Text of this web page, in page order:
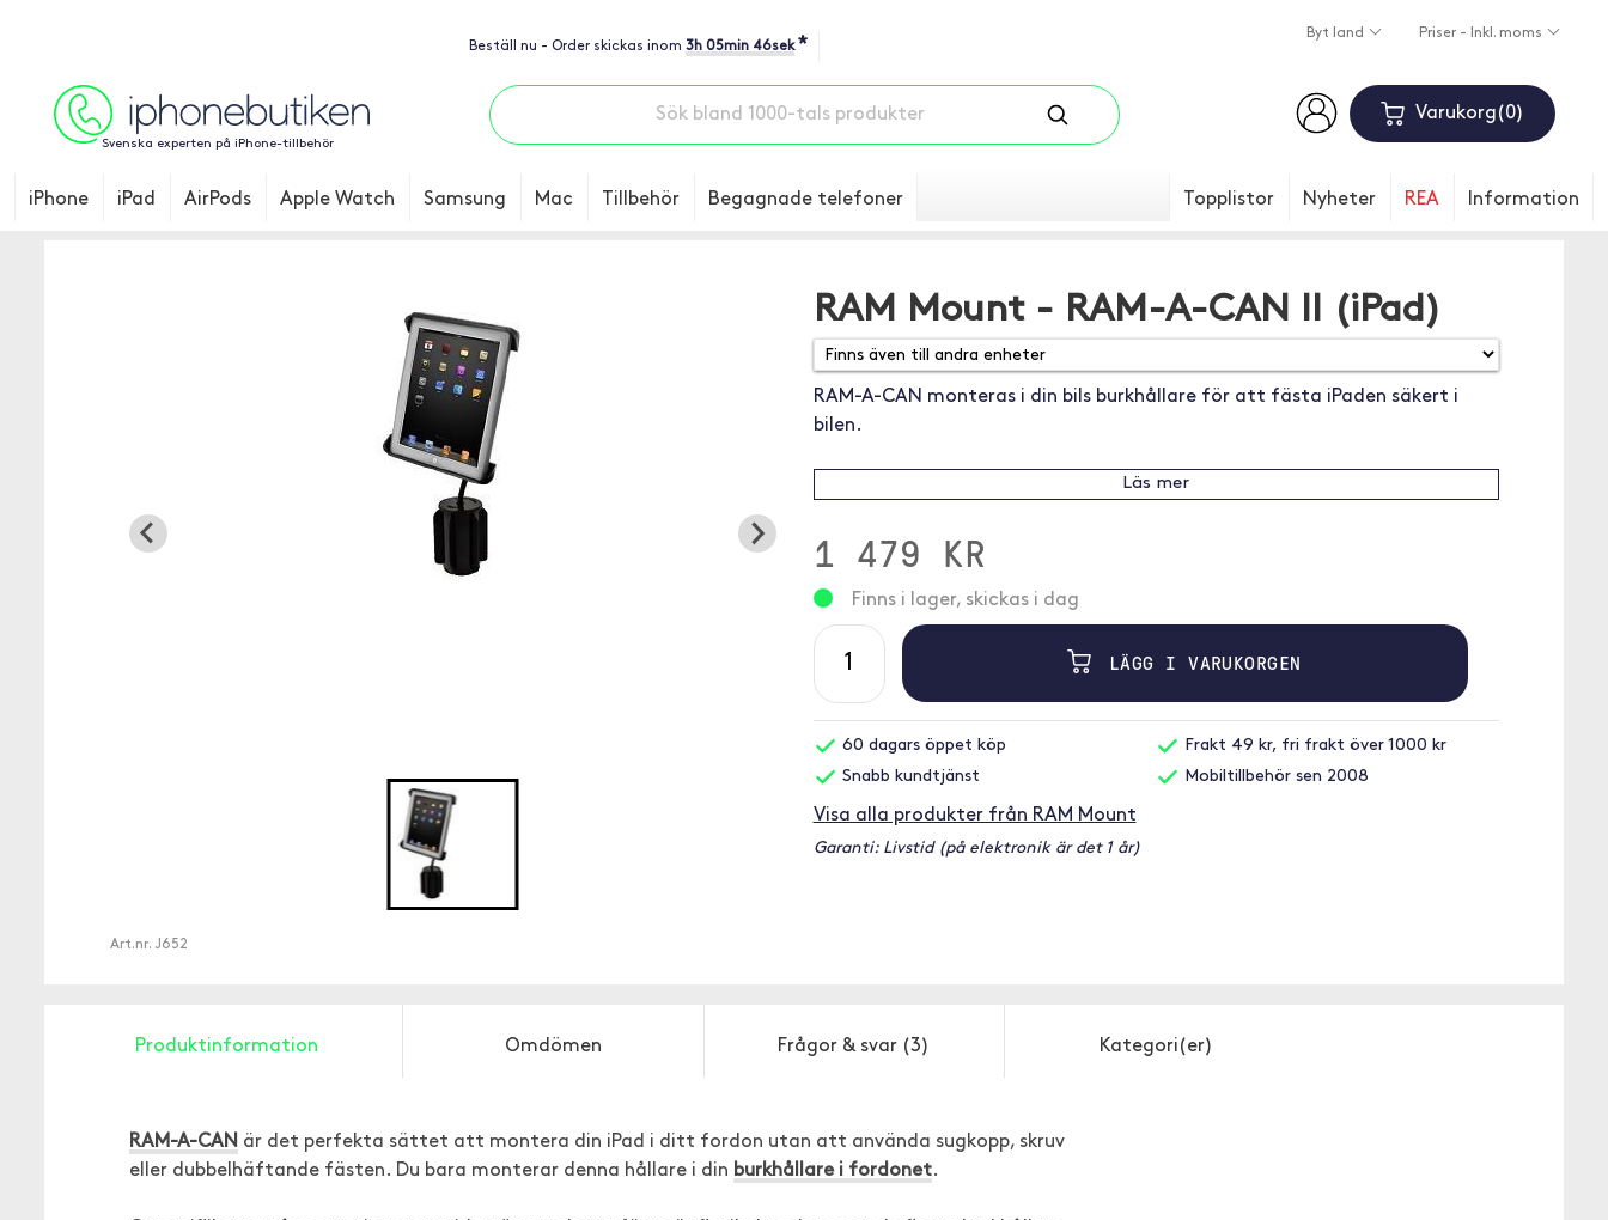
Beställ nu - Order skickas inom 3h 05min 45sek *
Byt land Priser - Inkl. moms
Svenska experten på iPhone-tillbehör
Varukorg 0
iPhone iPad AirPods Apple Watch Samsung Mac Tillbehör Begagnade telefoner Topplistor Nyheter REA Information
Art.nr. J652
RAM Mount - RAM-A-CAN II (iPad)
RAM-A-CAN monteras i din bils burkhållare för att fästa iPaden säkert i
bilen.
Läs mer
1 479 KR
Finns i lager, skickas i dag
LÄGG I VARUKORGEN
60 dagars öppet köp
Frakt 49 kr, fri frakt över 1000 kr
Snabb kundtjänst
Mobiltillbehör sen 2008
Visa alla produkter från RAM Mount
Garanti: Livstid (på elektronik är det 1 år)
Produktinformation Omdömen Frågor & svar (3) Kategori(er)
RAM-A-CAN är det perfekta sättet att montera din iPad i ditt fordon utan att använda sugkopp, skruv
eller dubbelhäftande fästen. Du bara monterar denna hållare i din burkhållare i fordonet.